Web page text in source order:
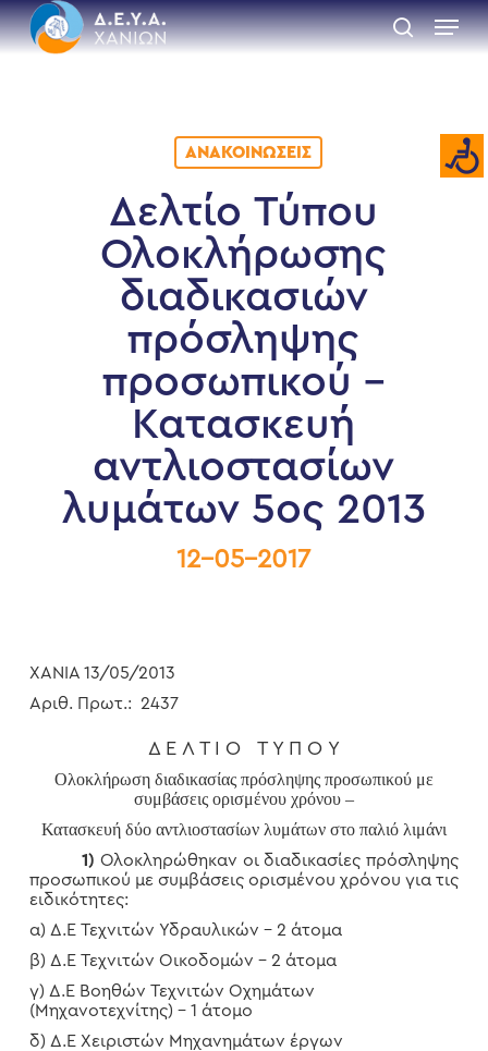
Skip
to
main
search
Menu
ΑΝΑΚΟΙΝΏΣΕΙΣ
Δελτίο Τύπου
Ολοκλήρωσης
διαδικασιών
πρόσληψης
προσωπικού –
Κατασκευή
αντλιοστασίων
λυμάτων 5ος 2013
12-05-2017
ΧΑΝΙΑ 13/05/2013
Αριθ. Πρωτ.: 2437
Δ Ε Λ Τ Ι Ο Τ Υ Π Ο Υ
Ολοκλήρωση διαδικασίας πρόσληψης προσωπικού με
συμβάσεις ορισμένου χρόνου –
Κατασκευή δύο αντλιοστασίων λυμάτων στο παλιό λιμάνι
1) Ολοκληρώθηκαν οι διαδικασίες πρόσληψης
προσωπικού με συμβάσεις ορισμένου χρόνου για τις
ειδικότητες:
α) Δ.Ε Τεχνιτών Υδραυλικών – 2 άτομα
β) Δ.Ε Τεχνιτών Οικοδομών – 2 άτομα
γ) Δ.Ε Βοηθών Τεχνιτών Οχημάτων
(Μηχανοτεχνίτης) – 1 άτομο
δ) Δ.Ε Χειριστών Μηχανημάτων έργων